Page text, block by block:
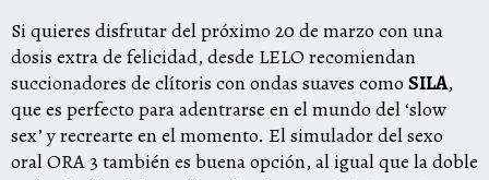
Si quieres disfrutar del próximo 20 de marzo con una
dosis extra de felicidad, desde LELO recomiendan
succionadores de clítoris con ondas suaves como SILA,
que es perfecto para adentrarse en el mundo del ‘slow
sex’ y recrearte en el momento. El simulador del sexo
oralORA 3 también es buena opción, al igual que la doble